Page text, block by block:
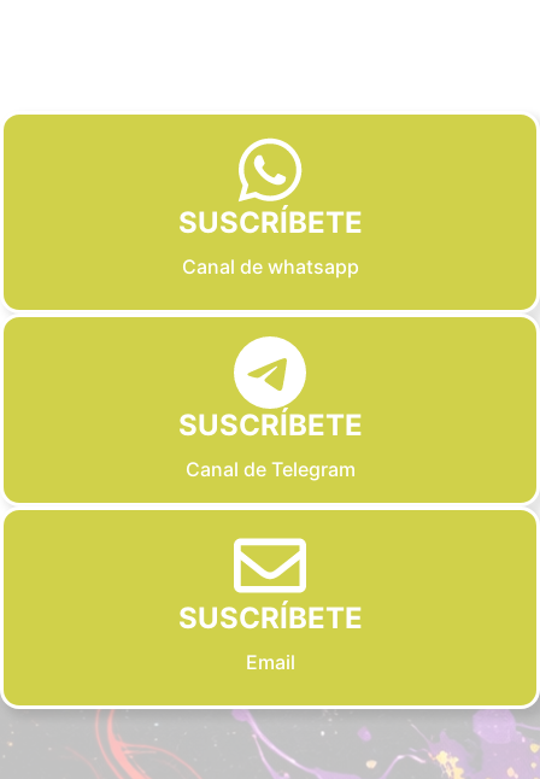
SUSCRÍBETE
Canal de whatsapp
SUSCRÍBETE
Canal de Telegram
SUSCRÍBETE
Email